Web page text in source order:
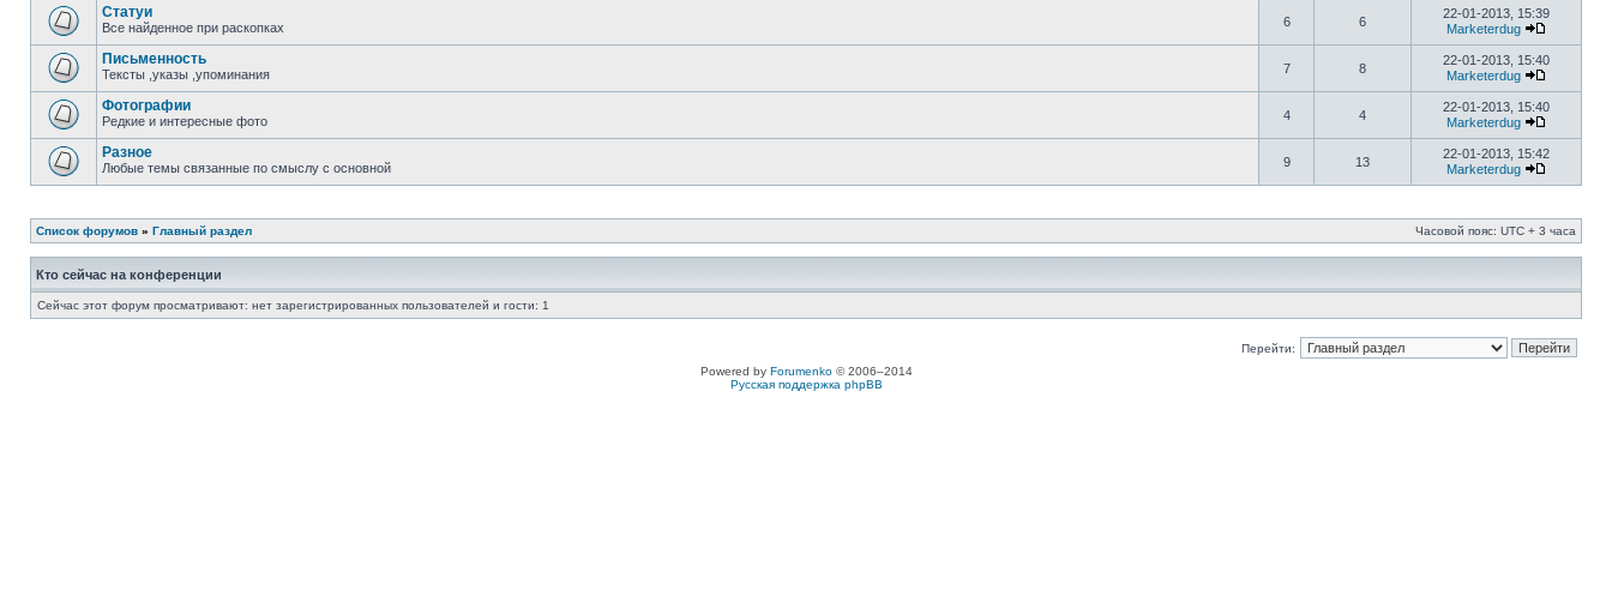
Статуи
Все найденное при раскопках 6 6
22-01-2013, 15:39
Marketerdug
Письменность
Тексты ,указы ,упоминания 7 8
22-01-2013, 15:40
Marketerdug
Фотографии
Редкие и интересные фото 4 4
22-01-2013, 15:40
Marketerdug
Разное
Любые темы связанные по смыслу с основной 9 13
22-01-2013, 15:42
Marketerdug
Список форумов » Главный раздел Часовой пояс: UTC + 3 часа
Кто сейчас на конференции
Сейчас этот форум просматривают: нет зарегистрированных пользователей и гости: 1
Перейти:
Powered by Forumenko© 2006–2014
Русская поддержка phpBB